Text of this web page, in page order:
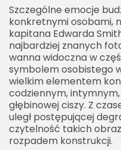
Szczególne emocje
konkretnymi osobami,
kapitana Edwarda
najbardziej znanych
wanna widoczna w
symbolem osobistego
wielkim elementem
codziennym,
głębinowej ciszy. Z
uległ postępującej
czytelność takich
rozpadem konstrukcji.